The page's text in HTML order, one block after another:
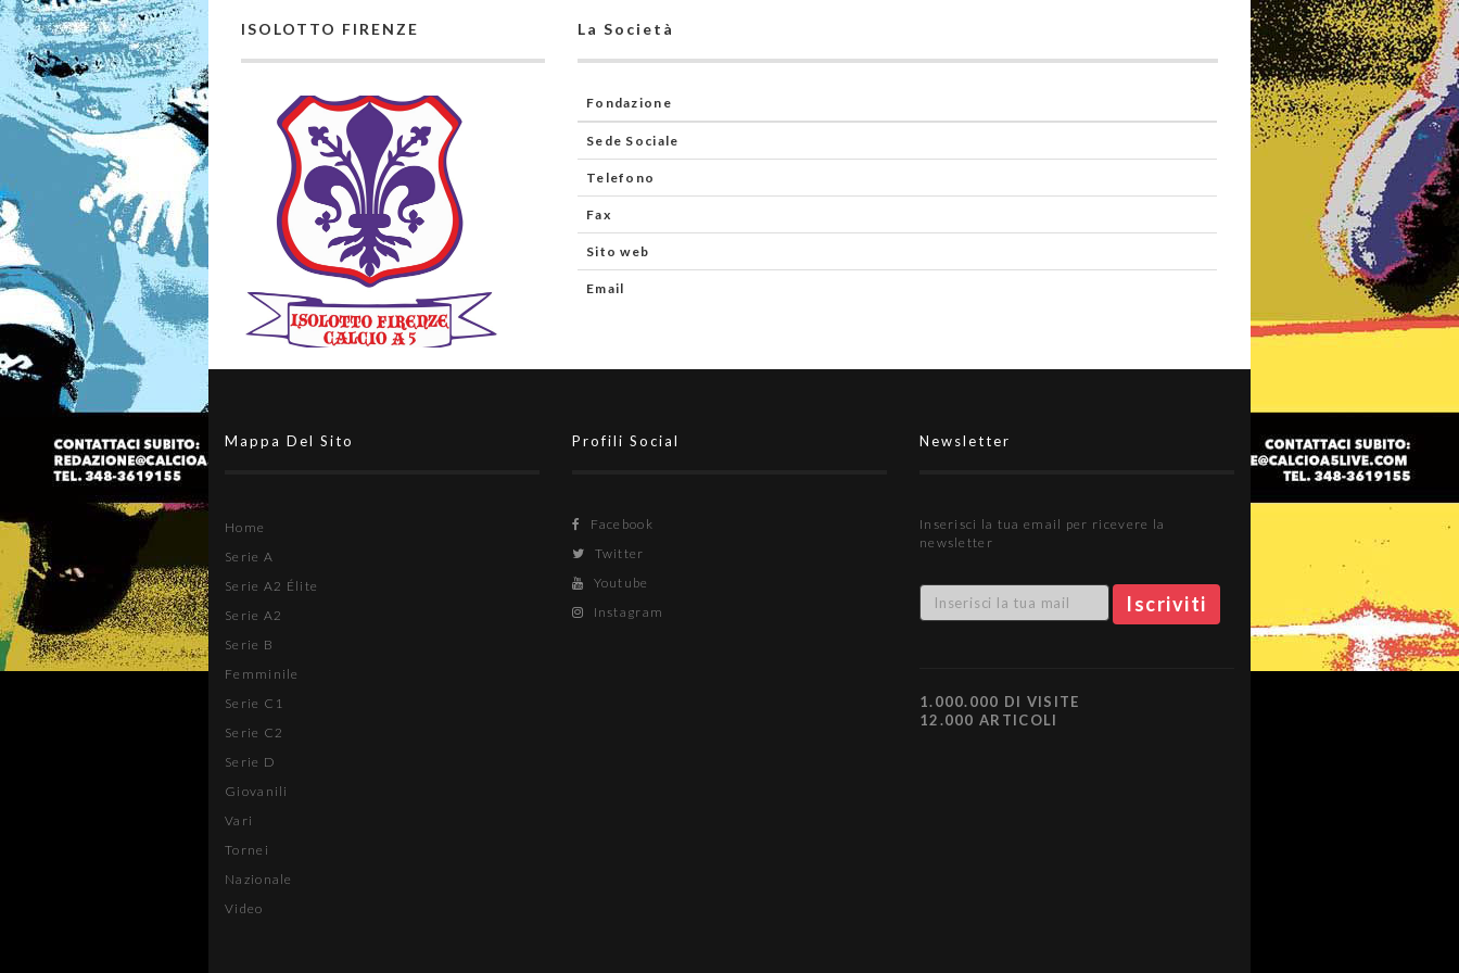
ISOLOTTO FIRENZE La Società
Fondazione
Sede Sociale
Telefono
Fax
Sito web
Email
Mappa Del Sito
Home
Serie A
Serie A2 Élite
Serie A2
Serie B
Femminile
Serie C1
Serie C2
Serie D
Giovanili
Vari
Tornei
Nazionale
Video
Profili Social
Facebook
Twitter
Youtube
Instagram
Newsletter
Inserisci la tua email per ricevere la
newsletter
1.000.000 DI VISITE
12.000 ARTICOLI